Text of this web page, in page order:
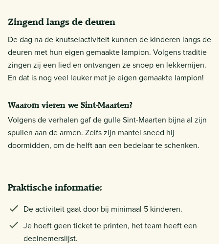
Zingend langs de deuren
De dag na de knutselactiviteit kunnen de kinderen langs de
deuren met hun eigen gemaakte lampion. Volgens traditie
zingen zij een lied en ontvangen ze snoep en lekkernijen.
En dat is nog veel leuker met je eigen gemaakte lampion!
Waarom vieren we Sint-Maarten?
Volgens de verhalen gaf de gulle Sint-Maarten bijna al zijn
spullen aan de armen. Zelfs zijn mantel sneed hij
doormidden, om de helft aan een bedelaar te schenken.
Praktische informatie:
De activiteit gaat door bij minimaal 5 kinderen.
Je hoeft geen ticket te printen, het team heeft een
deelnemerslijst.